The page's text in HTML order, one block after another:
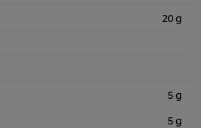
20 g
5 g
5 g
mejorar tu experiencia en nuestra web.